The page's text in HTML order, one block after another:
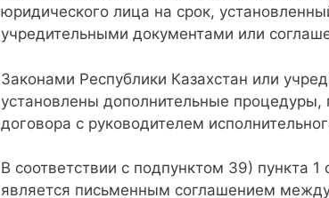
юридического лица на срок,
учредительными документами или
Законами Республики Казахстан или
установлены дополнительные
договора с руководителем
В соответствии с подпунктом 39) пункта 1
является письменным соглашением